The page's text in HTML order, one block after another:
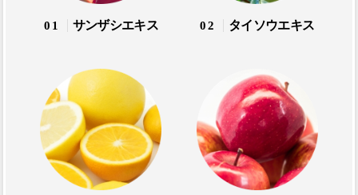
01 サンザシエキス 02 タイソウエキス